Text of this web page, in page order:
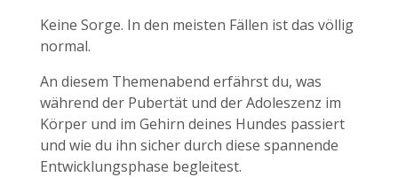
Keine Sorge. In den meisten Fällen ist das völlig
normal.
An diesem Themenabend erfährst du, was
während der Pubertät und der Adoleszenz im
Körper und im Gehirn deines Hundes passiert
und wie du ihn sicher durch diese spannende
Entwicklungsphase begleitest.